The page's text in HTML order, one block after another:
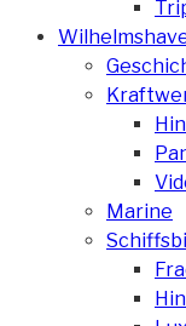
Marine